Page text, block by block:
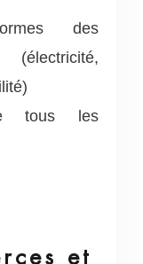
des
tous les
et